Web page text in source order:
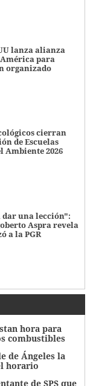
lanza alianza
América para
organizado
cierran
de Escuelas
Ambiente 2026
dar una lección":
Aspra revela
a la PGR
hora para
combustibles
de Ángeles la
horario
de SPS que